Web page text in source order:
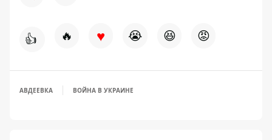
👍 🔥 ♥ 😭 😆 😡
АВДЕЕВКА ВОЙНА В УКРАИНЕ